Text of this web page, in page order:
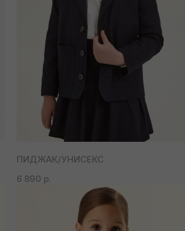
ПИДЖАК/УНИСЕКС
6 890 р.